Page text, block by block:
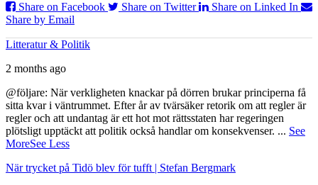
Share on Facebook
Share on Twitter
Share on Linked In
Share by Email
Litteratur & Politik
2 months ago
@följare: När verkligheten knackar på dörren brukar principerna få
sitta kvar i väntrummet. Efter år av tvärsäker retorik om att regler är
regler och att undantag är ett hot mot rättsstaten har regeringen
plötsligt upptäckt att politik också handlar om konsekvenser. ... See
MoreSee Less
När trycket på Tidö blev för tufft | Stefan Bergmark